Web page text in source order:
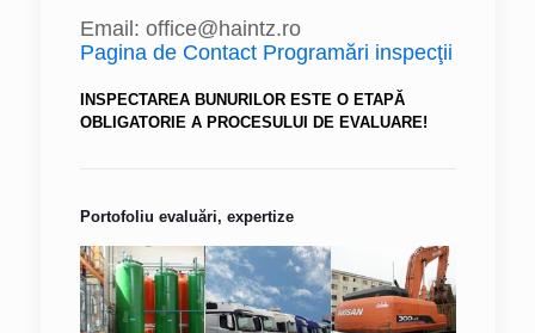
Email: office@haintz.ro
Pagina de Contact Programări inspecţii
INSPECTAREA BUNURILOR ESTE O ETAPĂ
OBLIGATORIE A PROCESULUI DE EVALUARE!
Portofoliu evaluări, expertize